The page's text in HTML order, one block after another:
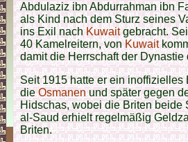
Abdulaziz ibn Abdurrahman ibn
als Kind nach dem Sturz seines
ins Exil nachKuwaitgebracht.
40 Kamelreitern, vonKuwait
damit die Herrschaft der
Seit 1915 hatte er ein
dieOsmanenund später gegen
Hidschas, wobei die Briten beide
al-Saud erhielt regelmäßig
Briten.